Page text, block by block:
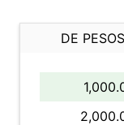
DE